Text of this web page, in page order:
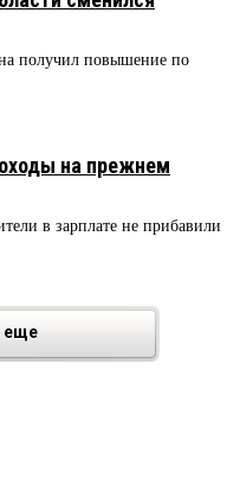
получил повышение по
на прежнем
в зарплате не прибавили
еще